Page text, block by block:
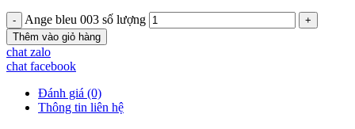
Ange bleu 003 số lượng
Thêm vào giỏ hàng
chat zalo
chat facebook
Đánh giá (0)
Thông tin liên hệ